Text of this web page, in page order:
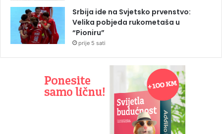
Srbija ide na Svjetsko prvenstvo:
Velika pobjeda rukometaša u
“Pioniru”
prije 5 sati